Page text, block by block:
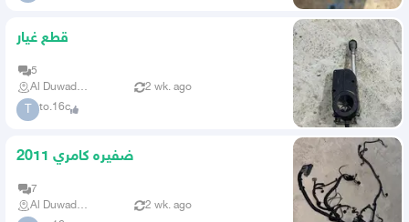
قطع غيار
5
Al Duwadimi
2 wk. ago
T to.16c
ضفيره كامري 2011
7
Al Duwadimi
2 wk. ago